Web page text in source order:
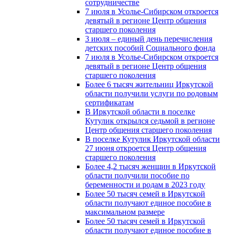
сотрудничестве
7 июля в Усолье-Сибирском откроется
девятый в регионе Центр общения
старшего поколения
3 июля – единый день перечисления
детских пособий Социального фонда
7 июля в Усолье-Сибирском откроется
девятый в регионе Центр общения
старшего поколения
Более 6 тысяч жительниц Иркутской
области получили услуги по родовым
сертификатам
В Иркутской области в поселке
Кутулик открылся седьмой в регионе
Центр общения старшего поколения
В поселке Кутулик Иркутской области
27 июня откроется Центр общения
старшего поколения
Более 4,2 тысяч женщин в Иркутской
области получили пособие по
беременности и родам в 2023 году
Более 50 тысяч семей в Иркутской
области получают единое пособие в
максимальном размере
Более 50 тысяч семей в Иркутской
области получают единое пособие в